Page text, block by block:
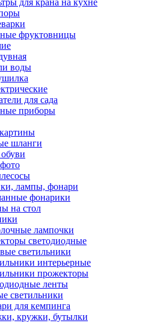
для крана на кухне
фруктовницы
воды
для сада
приборы
шланги
лампы, фонари
фонарики
на стол
лампочки
светодиодные
светильники
интерьерные
прожекторы
ленты
светильники
для кемпинга
кружки, бутылки